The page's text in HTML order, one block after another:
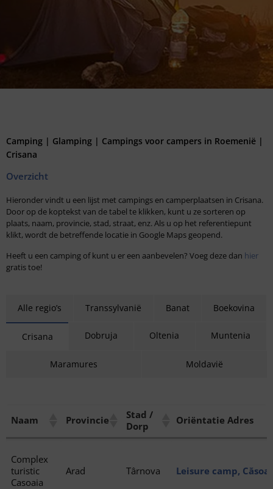
Camping | Glamping | Campings voor campers in Roemenië |
Crisana
Overzicht
Hieronder vindt u een lijst met campings en camperplaatsen in Crisana.
Door op de koptekst van de tabel te klikken, kunt u ze sorteren op
plaats, naam, provincie, stad, straat, enz. Als u op het referentiepunt
klikt, wordt de betreffende locatie in Google Maps geopend.
Heeft u een camping of kunt u er een aanbevelen? Voeg deze dan hier
gratis toe!
Alle regio’s Transsylvanië Banat Boekovina
Crisana Dobruja Oltenia Muntenia
Maramures Moldavië
Naam Provincie
Stad /
Dorp
Oriëntatie Adres
Complex
turistic
Casoaia
Arad Târnova Leisure camp,